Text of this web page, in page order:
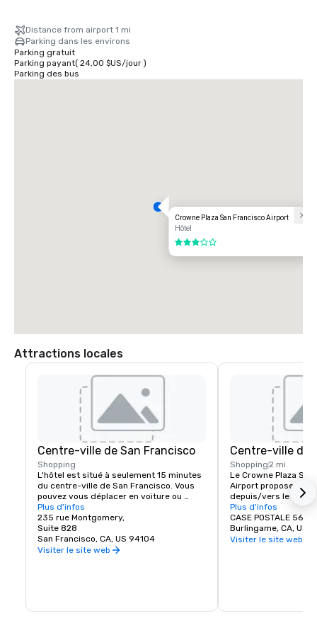
Distance from airport 1 mi
Parking dans les environs
Parking gratuit
Parking payant( 24,00 $US/jour)
Parking des bus
Crowne Plaza San Francisco Airport
Hôtel
3 sur 5
Attractions locales
Centre-ville de San Francisco
Shopping
L'hôtel est situé à seulement 15 minutes
du centre-ville de San Francisco. Vous
pouvez vous déplacer en voiture ou
prendre notre navette jusqu'au BART
(Bay Area Rapid Transit) pour accéder à
la plus incroyable destination de
renommée mondiale.
Plus d'infos
235 rue Montgomery,
Suite 828
San Francisco, CA, US 94104
Visiter le site web
Centre-ville de
Shopping2 mi
Le Crowne Plaza
Airport propose une
depuis/vers le
Burlingame. Avec
boutiques et de
Plus d'infos
CASE POSTALE 563
Burlingame, CA, US
Visiter le site web